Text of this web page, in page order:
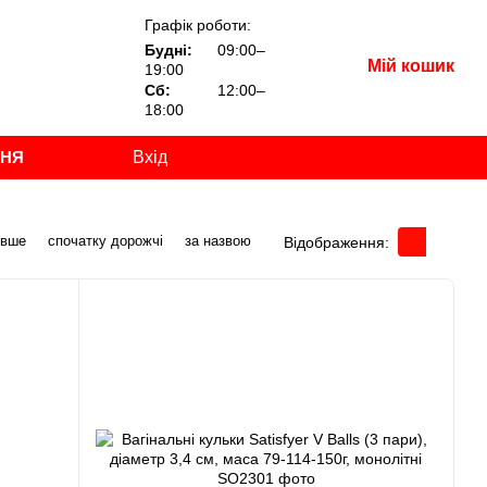
Графік роботи:
Будні:
09:00–
19:00
Сб:
12:00–
18:00
Мій кошик
Вхід
спочатку дорожчі за назвою Відображення: